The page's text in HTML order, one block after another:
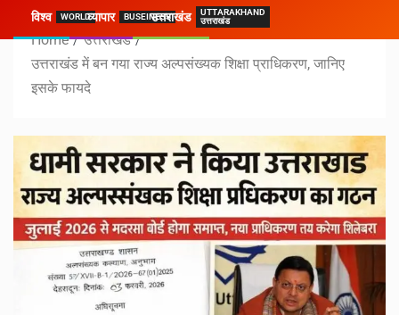
विश्व WORLDव्यापार BUSEINESSउत्तराखंड
UTTARAKHAND
उत्तराखंड
Home
उत्तराखंड
उत्तराखंड में बन गया राज्य अल्पसंख्यक शिक्षा प्राधिकरण, जानिए
इसके फायदे